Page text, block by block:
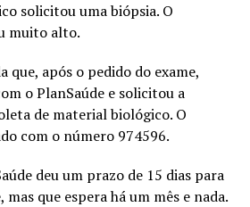
solicitou uma biópsia. O
muito alto.
que, após o pedido do exame,
o PlanSaúde e solicitou a
de material biológico. O
com o número 974596.
deu um prazo de 15 dias para
mas que espera há um mês e nada.